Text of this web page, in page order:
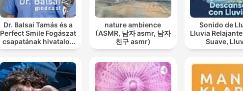
Dr. Balsai Tamás és a
Perfect Smile Fogászat
csapatának hivatalos
podcast csatornája
nature ambience
(ASMR, 남자 asmr, 남자
친구 asmr)
Sonido de
Lluvia Relajante,
Suave, Lluvia
Nocturna,